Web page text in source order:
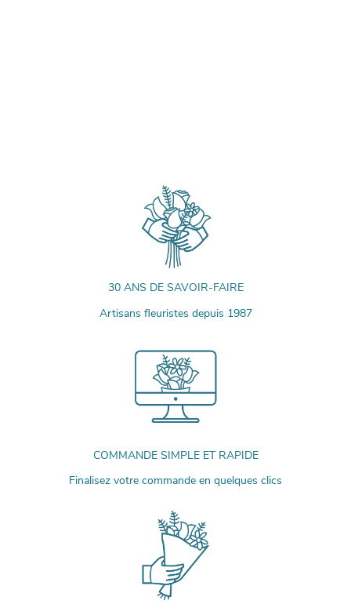
30 ANS DE SAVOIR-FAIRE
Artisans fleuristes depuis 1987
COMMANDE SIMPLE ET RAPIDE
Finalisez votre commande en quelques clics